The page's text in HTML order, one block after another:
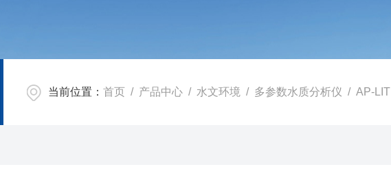
当前位置： 首页 / 产品中心 / 水文环境 / 多参数水质分析仪 / AP-